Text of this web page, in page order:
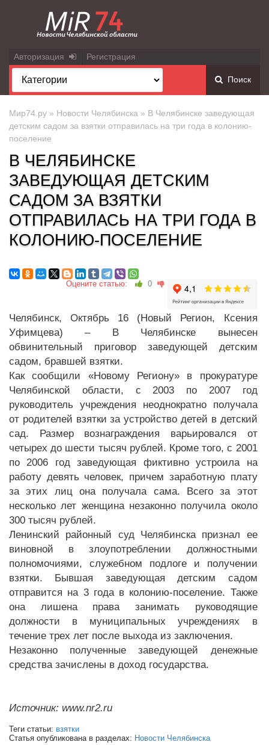
Авторизация Регистрация
Поиск
Мир74.ру » Новости Челябинска » В Челябинске заведующая
детским садом за взятки отправилась на три года в колонию-
поселение
В ЧЕЛЯБИНСКЕ
ЗАВЕДУЮЩАЯ ДЕТСКИМ
САДОМ ЗА ВЗЯТКИ
ОТПРАВИЛАСЬ НА ТРИ ГОДА В
КОЛОНИЮ-ПОСЕЛЕНИЕ
Оцените статью: 0
Челябинск, Октябрь 16 (Новый Регион, Ксения
Уфимцева) – В Челябинске вынесен
обвинительный приговор заведующей детским
садом, бравшей взятки.
Как сообщили «Новому Региону» в прокуратуре
Челябинской области, с 2003 по 2007 год
руководитель учреждения неоднократно получала
от родителей взятки за устройство детей в детский
сад. Размер вознаграждения варьировался от
четырех до шести тысяч рублей. Кроме того, с 2001
по 2006 год заведующая фиктивно устроила на
работу девять человек, причем заработную плату
за этих лиц она получала сама. Всего за этот
несколько лет женщина незаконно получила около
300 тысяч рублей.
Ленинский районный суд Челябинска признал ее
виновной в злоупотреблении должностными
полномочиями, служебном подлоге и получении
взятки. Бывшая заведующая детским садом
отправится на 3 года в колонию-поселение. Также
она лишена права занимать руководящие
должности в муниципальных учреждениях в
течение трех лет после выхода из заключения.
Незаконно полученные заведующей денежные
средства зачислены в доход государства.
Источник: www.nr2.ru
Теги статьи: взятки
Статья опубликована в разделах: Новости Челябинска